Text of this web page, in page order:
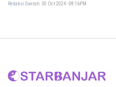
Redaksi Daerah 30 Oct 2024 - 08:16PM